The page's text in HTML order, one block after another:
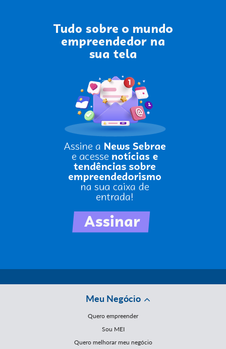
Meu Negócio
Quero empreender
Sou MEI
Quero melhorar meu negócio